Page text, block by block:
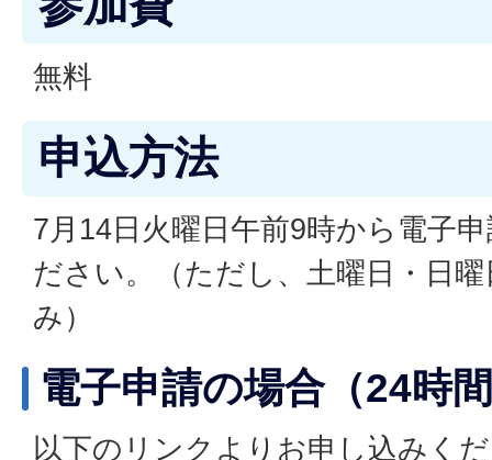
無料
申込方法
7月14日火曜日午前9時から電子
ださい。（ただし、土曜日・日
み）
電子申請の場合（24時
以下のリンクよりお申し込みく